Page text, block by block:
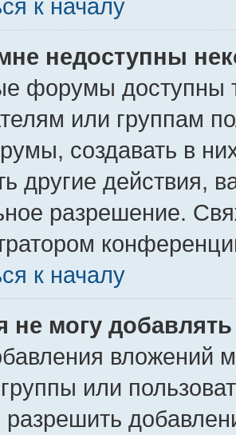
к началу
недоступны
форумы доступны
или группам
создавать в
другие действия,
разрешение.
к началу
не могу
вложений
или
разрешить